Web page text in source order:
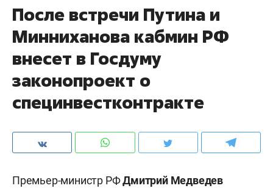
После встречи Путина и
Минниханова кабмин РФ
внесет в Госдуму
законопроект о
специнвестконтракте
Премьер-министр РФДмитрий Медведев